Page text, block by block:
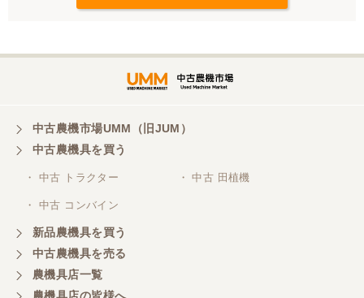
中古農機市場UMM（旧JUM）
中古農機具を買う
・ 中古 トラクター ・ 中古 田植機
・ 中古 コンバイン
新品農機具を買う
中古農機具を売る
農機具店一覧
農機具店の皆様へ